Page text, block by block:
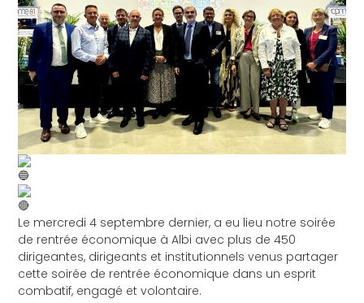
Le mercredi 4 septembre dernier, a eu lieu notre soirée
de rentrée économique à Albi avec plus de 450
dirigeantes, dirigeants et institutionnels venus partager
cette soirée de rentrée économique dans un esprit
combatif, engagé et volontaire.